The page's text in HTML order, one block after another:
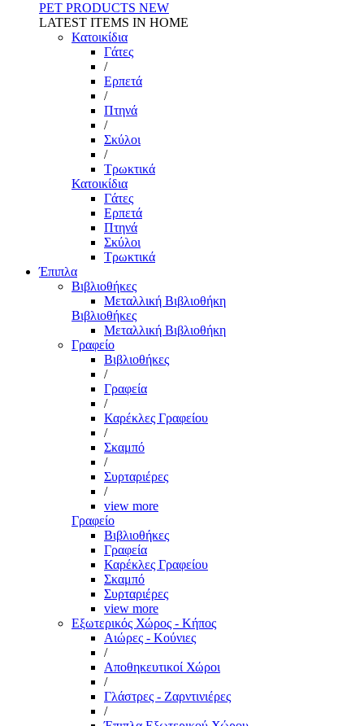
PET PRODUCTS NEW
LATEST ITEMS IN HOME
Κατοικίδια
Γάτες
/
Ερπετά
/
Πτηνά
/
Σκύλοι
/
Τρωκτικά
Κατοικίδια
Γάτες
Ερπετά
Πτηνά
Σκύλοι
Τρωκτικά
Έπιπλα
Βιβλιοθήκες
Μεταλλική Βιβλιοθήκη
Βιβλιοθήκες
Μεταλλική Βιβλιοθήκη
Γραφείο
Βιβλιοθήκες
/
Γραφεία
/
Καρέκλες Γραφείου
/
Σκαμπό
/
Συρταριέρες
/
view more
Γραφείο
Βιβλιοθήκες
Γραφεία
Καρέκλες Γραφείου
Σκαμπό
Συρταριέρες
view more
Εξωτερικός Χώρος - Κήπος
Αιώρες - Κούνιες
/
Αποθηκευτικοί Χώροι
/
Γλάστρες - Ζαρντινιέρες
/